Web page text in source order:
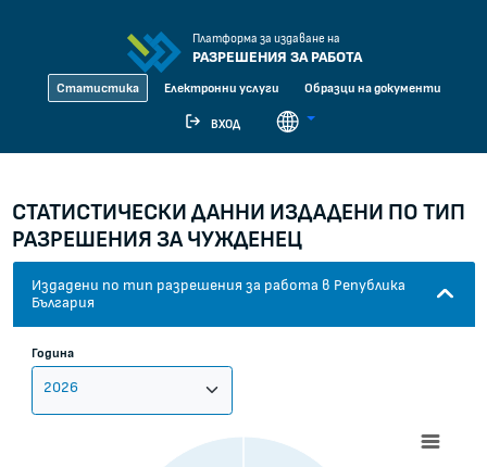
Платформа за издаване на
РАЗРЕШЕНИЯ ЗА РАБОТА
Статистика Електронни услуги Образци на документи
ВХОД
СТАТИСТИЧЕСКИ ДАННИ ИЗДАДЕНИ ПО ТИП
РАЗРЕШЕНИЯ ЗА ЧУЖДЕНЕЦ
Издадени по тип разрешения за работа в Република
България
Година
Pie chart with 5 slices.